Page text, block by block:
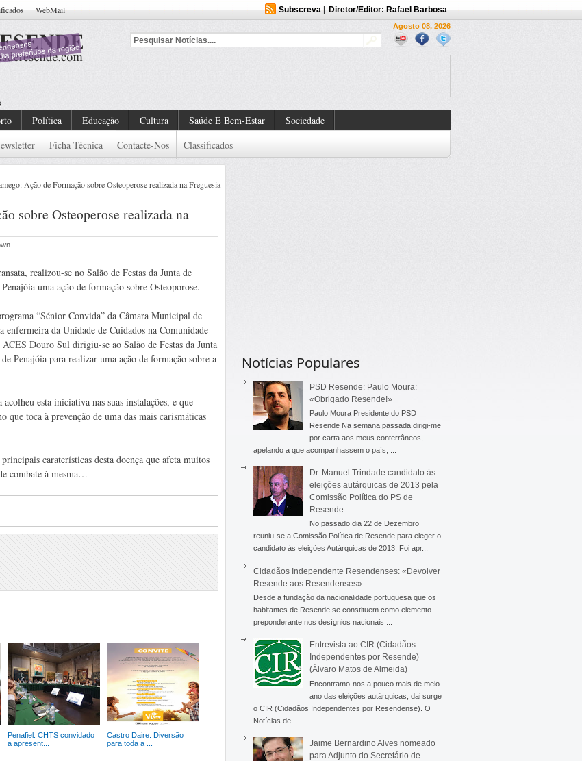
WebMail Subscreva| Diretor/Editor: Rafael Barbosa
Agosto 08, 2026
Política Educação Cultura Saúde E Bem-Estar
Sociedade
Ficha Técnica Contacte-Nos Classificados
Ação de Formação sobre Osteoperose realizada na Freguesia
sobre Osteoperose realizada na
realizou-se no Salão de Festas da Junta de
uma ação de formação sobre Osteoporose.
“Sénior Convida” da Câmara Municipal de
enfermeira da Unidade de Cuidados na Comunidade
Douro Sul dirigiu-se ao Salão de Festas da Junta
Penajóia para realizar uma ação de formação sobre a
esta iniciativa nas suas instalações, e que
que toca à prevenção de uma das mais carismáticas
caraterísticas desta doença que afeta muitos
combate à mesma…
Penafiel: CHTS convidado
a apresent...
Castro Daire: Diversão
para toda a ...
Notícias Populares
PSD Resende: Paulo Moura:
«Obrigado Resende!»
Paulo Moura Presidente do PSD
Resende Na semana passada dirigi-me
por carta aos meus conterrâneos,
apelando a que acompanhassem o país, ...
Dr. Manuel Trindade candidato às
eleições autárquicas de 2013 pela
Comissão Política do PS de
Resende
No passado dia 22 de Dezembro
reuniu-se a Comissão Política de Resende para eleger o
candidato às eleições Autárquicas de 2013. Foi apr...
Cidadãos Independente Resendenses: «Devolver
Resende aos Resendenses»
Desde a fundação da nacionalidade portuguesa que os
habitantes de Resende se constituem como elemento
preponderante nos desígnios nacionais ...
Entrevista ao CIR (Cidadãos
Independentes por Resende)
(Álvaro Matos de Almeida)
Encontramo-nos a pouco mais de meio
ano das eleições autárquicas, dai surge
o CIR (Cidadãos Independentes por Resendense). O
Notícias de ...
Jaime Bernardino Alves nomeado
para Adjunto do Secretário de